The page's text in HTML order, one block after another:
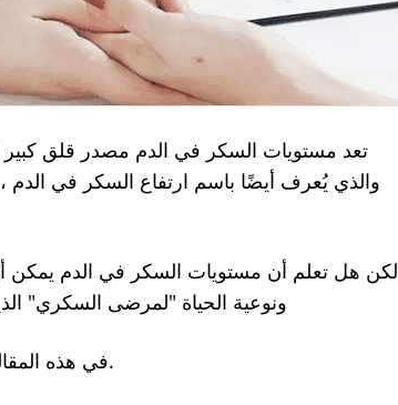
تعد مستويات السكر في الدم مصدر قلق
لكن هل تعلم أن مستويات السكر في الدم يمكن
ونوعية الحياة "لمرضى السكري"
في هذه المقالة ، سنراجع أهم 4 أسرار لخفض مستويات السكر في الدم.